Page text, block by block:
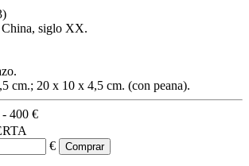
China, siglo XX.
cm.; 20 x 10 x 4,5 cm. (con peana).
400 €
€